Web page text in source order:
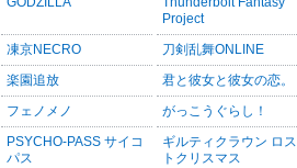
Project
凍京NECRO 刀剣乱舞ONLINE
楽園追放 君と彼女と彼女の恋。
フェノメノ がっこうぐらし！
PSYCHO-PASS サイコ
パス
ギルティクラウン ロス
トクリスマス